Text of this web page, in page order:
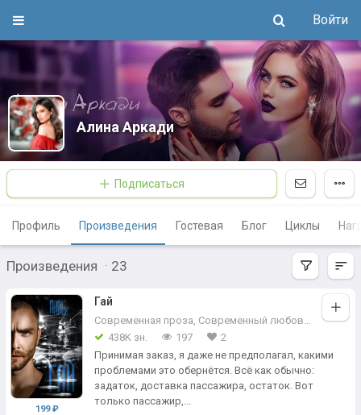
Войти
Алина Аркади
Подписаться
Профиль Произведения Гостевая Блог Циклы
Произведения · 23
199 ₽
Гай
Современная проза, Современный любовный роман
438K зн.
197
2
Принимая заказ, я даже не предполагал, какими
проблемами это обернётся. Всё как обычно:
задаток, доставка пассажира, остаток. Вот
только пассажир,...